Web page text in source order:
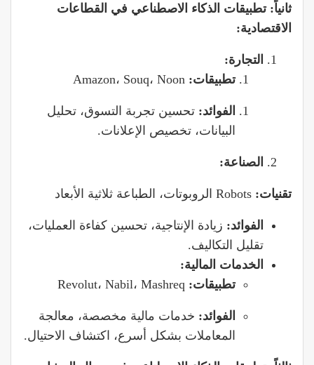
ثانياً: تطبيقات الذكاء الاصطناعي في القطاعات
الاقتصادية:
التجارة:
تطبيقات:
الفوائد: تحسين تجربة التسوق، تحليل
البيانات، تخصيص الإعلانات.
الصناعة:
تقنيات:
الفوائد: زيادة الإنتاجية، تحسين كفاءة العمليات،
تقليل التكاليف.
الخدمات المالية:
تطبيقات:
الفوائد: خدمات مالية مخصصة، معالجة
المعاملات بشكل أسرع، اكتشاف الاحتيال.